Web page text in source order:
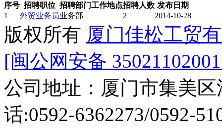
序号 招聘职位 招聘部门工作地点招聘人数 发布日期
1
外贸业务员业务部 2 2014-10-28
版权所有 厦门佳松工贸
[闽公网安备
公司地址：厦门市集美
话:0592-6362273/0592-